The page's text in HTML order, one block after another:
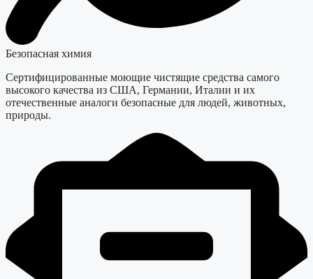
Безопасная химия
Сертифицированные моющие чистящие средства самого
высокого качества из США, Германии, Италии и их
отечественные аналоги безопасные для людей, животных,
природы.